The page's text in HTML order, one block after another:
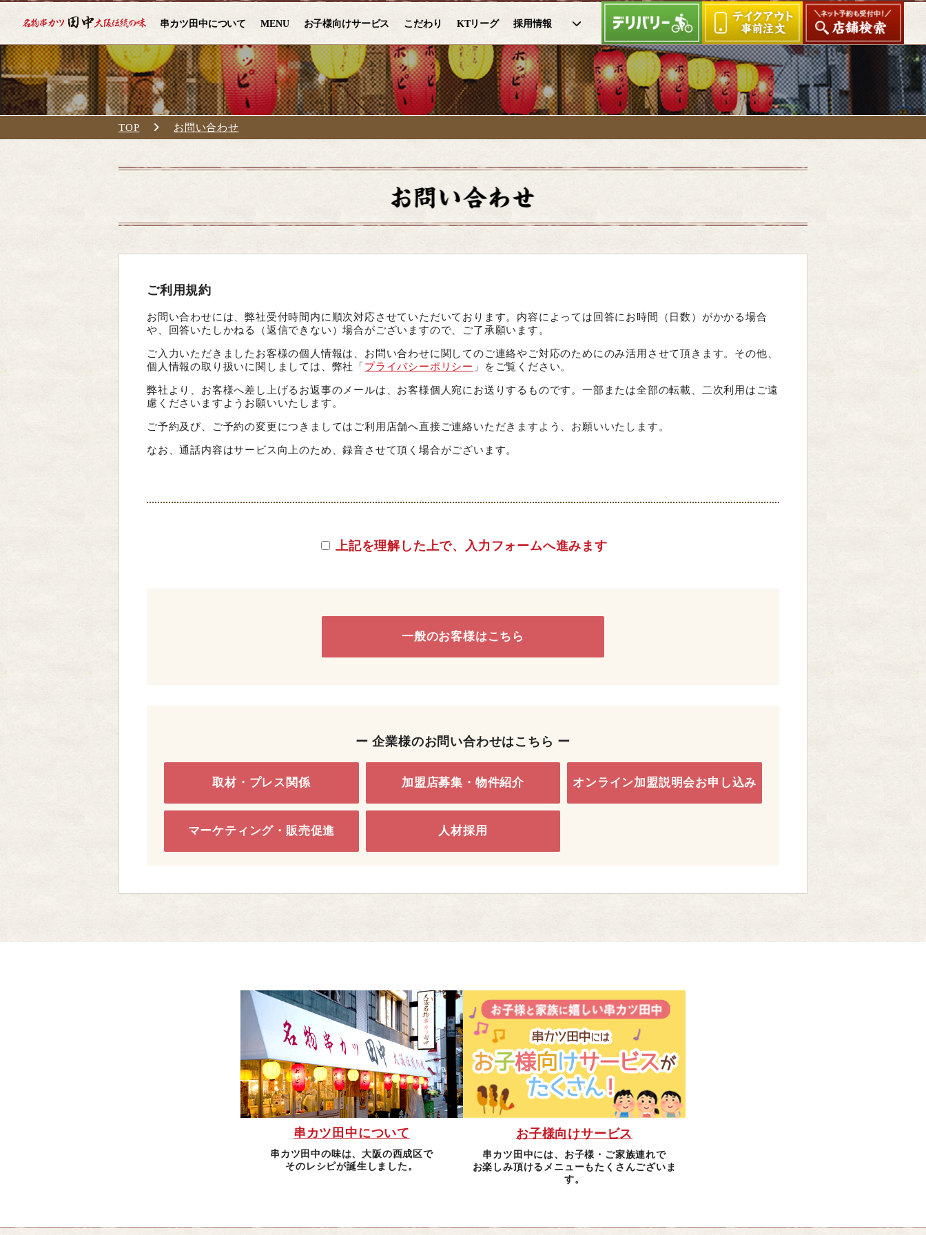
串カツ田中について MENU お子様向けサービス こだわり KTリーグ 採用情報
TOP お問い合わせ
ご利用規約
お問い合わせには、弊社受付時間内に順次対応させていただいております。内容によっては回答にお時間（日数）がかかる場合
や、回答いたしかねる（返信できない）場合がございますので、ご了承願います。
ご入力いただきましたお客様の個人情報は、お問い合わせに関してのご連絡やご対応のためにのみ活用させて頂きます。その他、
個人情報の取り扱いに関しましては、弊社「 プライバシーポリシー 」をご覧ください。
弊社より、お客様へ差し上げるお返事のメールは、お客様個人宛にお送りするものです。一部または全部の転載、二次利用はご遠
慮くださいますようお願いいたします。
ご予約及び、ご予約の変更につきましてはご利用店舗へ直接ご連絡いただきますよう、お願いいたします。
なお、通話内容はサービス向上のため、録音させて頂く場合がございます。
上記を理解した上で、入力フォームへ進みます
一般のお客様はこちら
ー 企業様のお問い合わせはこちら ー
取材・プレス関係 加盟店募集・物件紹介 オンライン加盟説明会お申し込み
マーケティング・販売促進 人材採用
串カツ田中について
串カツ田中の味は、大阪の西成区で
そのレシピが誕生しました。
お子様向けサービス
串カツ田中には、お子様・ご家族連れで
お楽しみ頂けるメニューもたくさんございま
す。